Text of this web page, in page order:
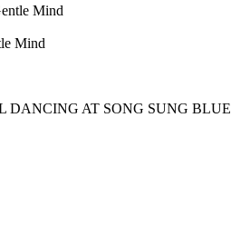
Mind
Mind
DANCING AT SONG SUNG BLUE